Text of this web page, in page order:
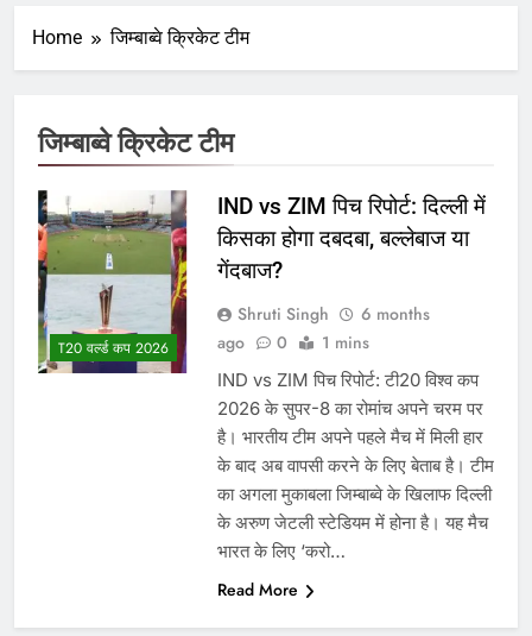
Home जिम्बाब्वे क्रिकेट टीम
जिम्बाब्वे क्रिकेट टीम
T20 वर्ल्ड कप 2026
IND vs ZIM पिच रिपोर्ट: दिल्ली में
किसका होगा दबदबा, बल्लेबाज या
गेंदबाज?
Shruti Singh
6 months
ago
0 1 mins
IND vs ZIM पिच रिपोर्ट: टी20 विश्व कप
2026 के सुपर-8 का रोमांच अपने चरम पर
है। भारतीय टीम अपने पहले मैच में मिली हार
के बाद अब वापसी करने के लिए बेताब है। टीम
का अगला मुकाबला जिम्बाब्वे के खिलाफ दिल्ली
के अरुण जेटली स्टेडियम में होना है। यह मैच
भारत के लिए ‘करो…
Read More